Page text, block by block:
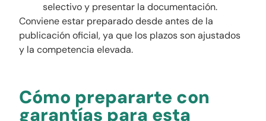
selectivo y presentar la documentación.
Conviene estar preparado desde antes de la
publicación oficial, ya que los plazos son ajustados
y la competencia elevada.
Cómo prepararte con
garantías para esta